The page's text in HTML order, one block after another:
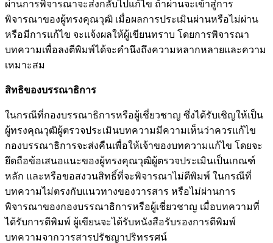
ผ่านการพิจารณาจะส่งกลับไปแก้ไข ถ้าผ่านจะเข้าสู่การ
พิจารณาของผู้ทรงคุณวุฒิ เมื่อผลการประเมินผ่านหรือไม่ผ่าน
หรือมีการแก้ไข จะแจ้งผลให้ผู้เขียนทราบ โดยการพิจารณา
บทความเพื่อลงตีพิมพ์ได้จะคํานึงถึงความหลากหลายและความ
เหมาะสม
สิทธิของบรรณาธิการ
ในกรณีที่กองบรรณาธิการหรือผู้เชี่ยวชาญ ซึ่งได้รับเชิญให้เป็น
ผู้ทรงคุณวุฒิผู้ตรวจประเมินบทความมีความเห็นว่าควรแก้ไข
กองบรรณาธิการจะส่งคืนเพื่อให้เจ้าของบทความแก้ไข โดยจะ
ยึดถือข้อเสนอแนะของผู้ทรงคุณวุฒิผู้ตรวจประเมินเป็นเกณฑ์
หลัก และหรือขอสงวนสิทธิ์ที่จะพิจารณาไม่ตีพิมพ์ ในกรณีที่
บทความไม่ตรงกับแนวทางของวารสาร หรือไม่ผ่านการ
พิจารณาของกองบรรณาธิการหรือผู้เชี่ยวชาญ เมื่อบทความที่
ได้รับการตีพิมพ์ ผู้เขียนจะได้รับหนังสือรับรองการตีพิมพ์
บทความจากวารสารปรัชญาปริทรรศน์